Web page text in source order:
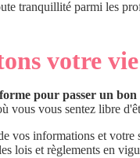
tranquillité parmi les
votre
pour passer un
vous vous sentez libre
vos informations et
lois et règlements en